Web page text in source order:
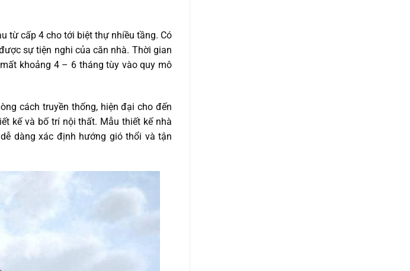
từ cấp 4 cho tới biệt thự nhiều tầng. Có
sự tiện nghi của căn nhà. Thời gian
khoảng 4 – 6 tháng tùy vào quy mô
cách truyền thống, hiện đại cho đến
kế và bố trí nội thất. Mẫu thiết kế nhà
dàng xác định hướng gió thổi và tận